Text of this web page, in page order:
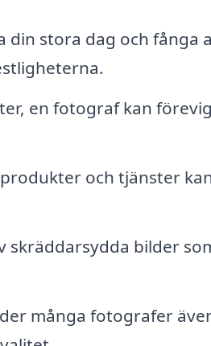
stora dag och fånga
en fotograf kan
och tjänster
skräddarsydda bilder
många fotografer